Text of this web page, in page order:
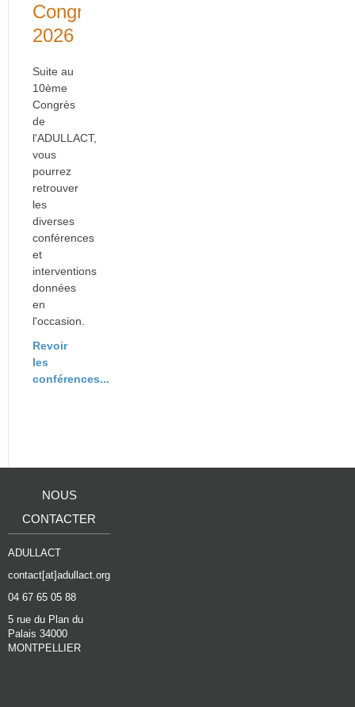
Congrès
2026
Suite au
10ème
Congrès
de
l'ADULLACT,
vous
pourrez
retrouver
les
diverses
conférences
et
interventions
données
en
l'occasion.
Revoir
les
conférences...
NOUS
CONTACTER
ADULLACT
contact[at]adullact.org
04 67 65 05 88
5 rue du Plan du
Palais 34000
MONTPELLIER